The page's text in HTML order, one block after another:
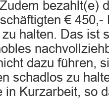
bezahlt(e)
€ 450,-
halten. Das ist
dazu führen,
schadlos zu
in Kurzarbeit, so